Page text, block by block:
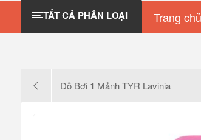
TẤT CẢ PHÂN LOẠI Trang chủ
Đồ Bơi 1 Mảnh TYR Lavinia